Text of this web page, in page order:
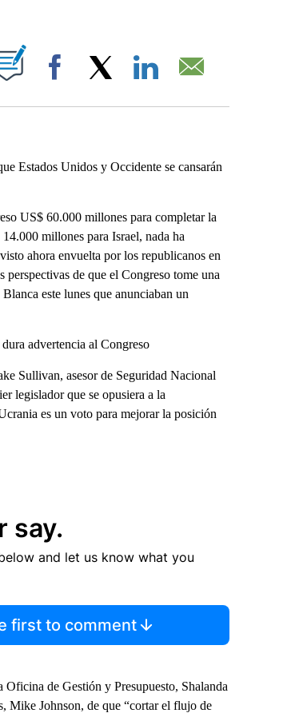
ON "".
Facebook
Estados Unidos y Occidente se cansarán
US$ 60.000 millones para completar la
millones para Israel, nada ha
ahora envuelta por los republicanos en
de que el Congreso tome una
este lunes que anunciaban un
advertencia al Congreso
Sullivan, asesor de Seguridad Nacional
legislador que se opusiera a la
es un voto para mejorar la posición
say.
and let us know what you
first to comment
de Gestión y Presupuesto, Shalanda
Mike Johnson, de que “cortar el flujo de